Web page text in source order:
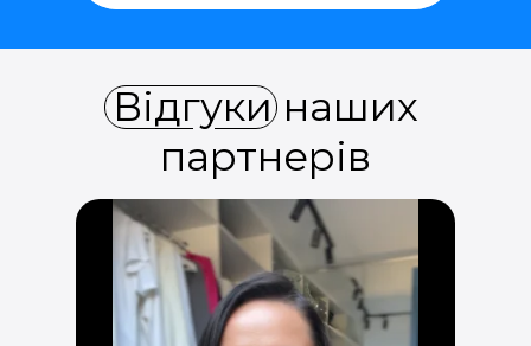
Відгуки наших
партнерів